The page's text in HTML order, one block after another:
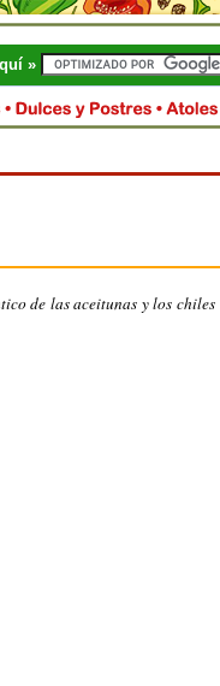
»
de las aceitunas y los chiles